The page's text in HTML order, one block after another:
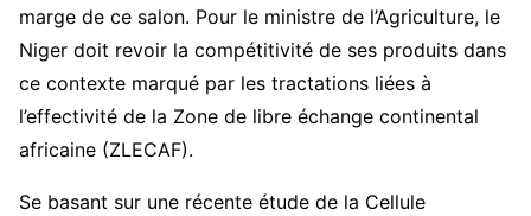
marge de ce salon. Pour le ministre de l’Agriculture, le
Niger doit revoir la compétitivité de ses produits dans
ce contexte marqué par les tractations liées à
l’effectivité de la Zone de libre échange continental
africaine (ZLECAF).
Se basant sur une récente étude de la Cellule